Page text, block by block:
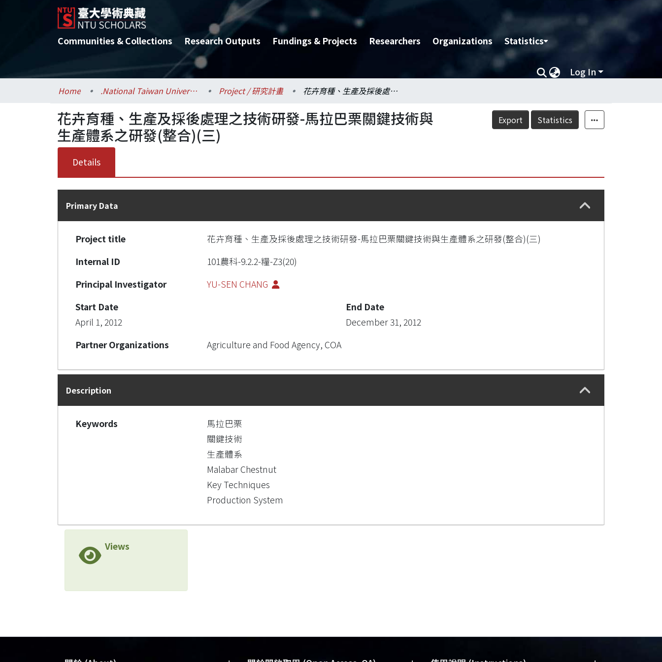
Communities & Collections Research Outputs Fundings & Projects Researchers Organizations Statistics
Log In
Home .National Taiwan University / 國立臺灣大學 Project / 研究計畫 花卉育種、生產及採後處理之技術研發-馬拉巴栗關鍵技術與生產體系之研發(整合)(三)
Export Statistics
花卉育種、生產及採後處理之技術研發-馬拉巴栗關鍵技術與
生產體系之研發(整合)(三)
Details
Primary Data
Project title
花卉育種、生產及採後處理之技術研發-馬拉巴栗關鍵技術與生產體系之研發(整合)(三)
Internal ID
101農科-9.2.2-糧-Z3(20)
Principal Investigator
YU-SEN CHANG
Start Date
April 1, 2012
End Date
December 31, 2012
Partner Organizations
Agriculture and Food Agency, COA
Description
Keywords
馬拉巴栗
關鍵技術
生產體系
Malabar Chestnut
Key Techniques
Production System
Views